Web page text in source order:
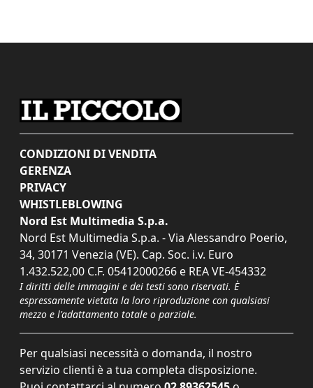
CONDIZIONI DI VENDITA
GERENZA
PRIVACY
WHISTLEBLOWING
Nord Est Multimedia S.p.a.
Nord Est Multimedia S.p.a. - Via Alessandro Poerio,
34, 30171 Venezia (VE). Cap. Soc. i.v. Euro
1.432.522,00 C.F. 05412000266 e REA VE-454332
I diritti delle immagini e dei testi sono riservati. È
espressamente vietata la loro riproduzione con qualsiasi
mezzo e l'adattamento totale o parziale.
Per qualsiasi necessità o domanda, il nostro
servizio clienti è a tua completa disposizione.